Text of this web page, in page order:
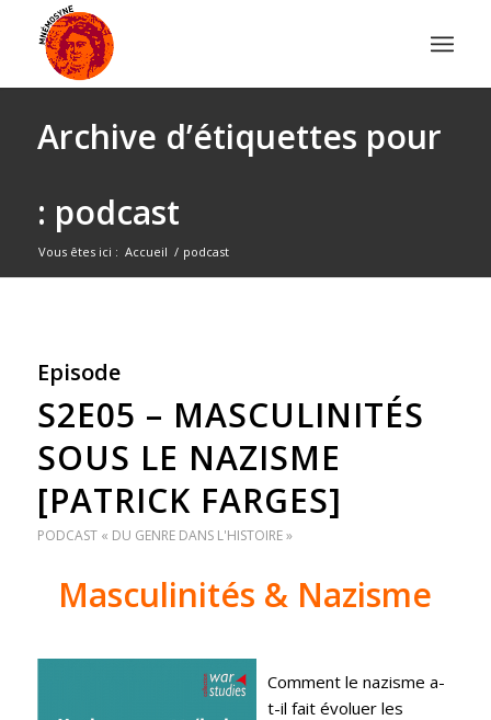
Archive d’étiquettes pour
: podcast
Vous êtes ici : Accueil / podcast
Episode
S2E05 – MASCULINITÉS
SOUS LE NAZISME
[PATRICK FARGES]
PODCAST « DU GENRE DANS L'HISTOIRE »
Masculinités & Nazisme
Comment le nazisme a-
t-il fait évoluer les